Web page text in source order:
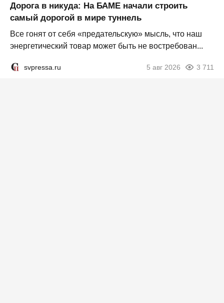
Дорога в никуда: На БАМЕ начали строить
самый дорогой в мире туннель
Все гонят от себя «предательскую» мысль, что наш
энергетический товар может быть не востребован...
svpressa.ru 5 авг 2026 3 711